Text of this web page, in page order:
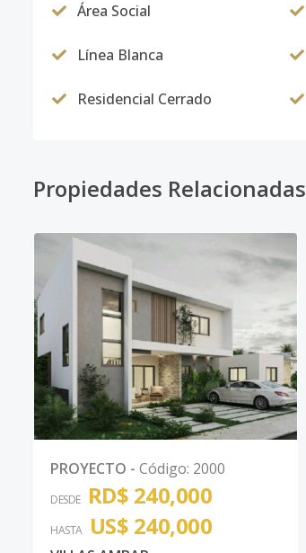
Área Social
Línea Blanca
Residencial Cerrado
Propiedades Relacionadas
PROYECTO - Código: 2000
DESDE RD$ 240,000
HASTA US$ 240,000